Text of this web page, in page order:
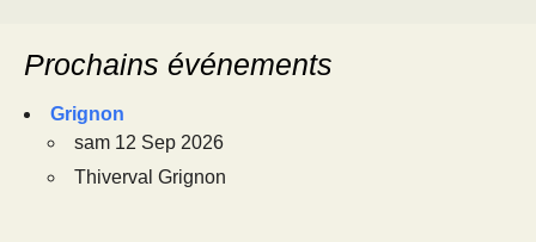
Prochains événements
Grignon
sam 12 Sep 2026
Thiverval Grignon